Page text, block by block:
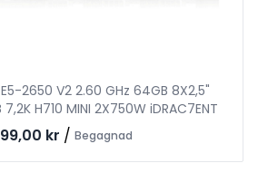
2650 V2 2.60 GHz 64GB 8X2,5"
7,2K H710 MINI 2X750W iDRAC7ENT
kr / Begagnad